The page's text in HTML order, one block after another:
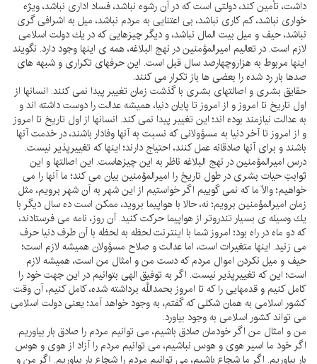
داشت، تأمين كند، دولتى است كه در آن رشوه نباشد، فساد ادارى نباشد، ويژه
خوارى نباشد، كم كارى نباشد، بى اعتنايى به مردم نباشد، ميل به اشرافى گرى
نباشد، حيف و ميل بيت المال نباشد، و ديگر چيزهايى كه در يك دولت اسلامى
لازم است. در تعاليم اميرالمؤمنين در نهج البلاغه، همه ى اينها وجود دارد. نگويند
اينها مربوط به هزاروچهارصد سال قبل است. اين حرفهاى تكرارى و شبهه هاى
صدها بار رد شده را بعضى ها باز تكرار مى كنند.
حقايق بشرى و اصالتهاى بشرى با گذشت زمان تغيير پيدا نمى كنند. انسانها از
اول تاريخ تا امروز و از امروز تا پايان دنيا، هميشه عدالت را دوست داشته اند و
به عدالت نيازمند بوده اند؛ اين تغيير پيدا نمى كند. انسانها از اول تاريخ تا امروز
و از امروز تا آخر دنيا به مسؤولانى كه نسبت به آنها وفادار باشند، در خدمت آنها
باشند و براى آنها صادقانه عمل كنند، احتياج دارند؛ اينها كه تغييرپذير نيست.
درس اميرالمؤمنين در نهج البلاغه ناظر به اين چيزهاست. اين اصالتها و اين
ثوابتِ حيات بشرى در طول تاريخ را اميرالمؤمنين بيان مى كند؛ ما آنها را مى
خواهيم؛ والّا ما كه نمى گوييم اگر خواستيم از اين شهر به آن شهر برويم، مثل
زمان اميرالمؤمنين برويم؛ نه، حالا با هواپيما برويد، ممكن است ده سال ديگر با
يك وسيله ى بسيار تندروتر از هواپيما حركت كنيد. آن روز، نامه مى فرستادند،
كه دو ماه در راه بود؛ امروز شما با اينترنت لحظه به لحظه با آن طرف دنيا حرف
مى زنيد. اينها متغيرات است، اما عدالت و صلاح مسؤولان هميشه لازم است؛
حيف و ميل نكردن اموال مردم كه دست من و امثال من است، هميشه لازم
است؛ اين كه تغييرپذير نيست. اگر به توفيق الهى بتوانيم در اين جهت خود را
كامل كنيم و قدمهايى را كه تا امروز بحمداللَّه برداشته شده، كامل كنيم، آن وقت
كشور اسلامى به همان شكلى كه گفتم، به وجود خواهد آمد؛ يعنى دولت اسلامى
مى تواند كشور اسلامى به وجود بياورد.
من و امثال من اگر خودمان صادق باشيم، مى توانيم مردم را صادق بار بياوريم.
اگر خود ما اسير هوى و هوس نباشيم، مى توانيم مردم را آزاد از هوى و هوس
بار بياوريم. اگر ما شجاع باشيم، مى توانيم مردم را شجاع بار بياوريم. اگر من و